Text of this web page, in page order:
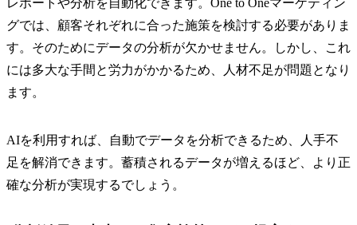
レポートや分析を自動化できます。One to Oneマーケティン
グでは、顧客それぞれに合った施策を検討する必要がありま
す。そのためにデータの分析が欠かせません。しかし、これ
には多大な手間と労力がかかるため、人材不足が問題となり
ます。
AIを利用すれば、自動でデータを分析できるため、人手不
足を解消できます。蓄積されるデータが増えるほど、より正
確な分析が実現するでしょう。